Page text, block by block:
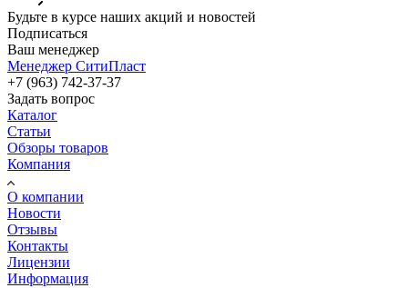
Будьте в курсе наших акций и новостей
Подписаться
Ваш менеджер
Менеджер СитиПласт
+7 (963) 742-37-37
Задать вопрос
Каталог
Статьи
Обзоры товаров
Компания
О компании
Новости
Отзывы
Контакты
Лицензии
Информация